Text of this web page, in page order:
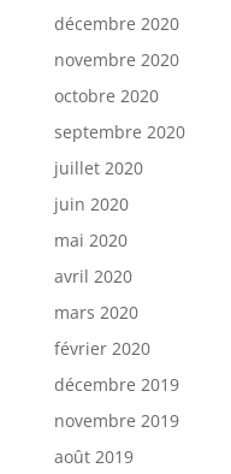
décembre 2020
novembre 2020
octobre 2020
septembre 2020
juillet 2020
juin 2020
mai 2020
avril 2020
mars 2020
février 2020
décembre 2019
novembre 2019
août 2019